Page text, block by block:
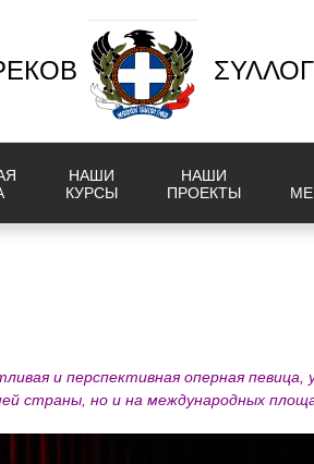
НАШИ
КУРСЫ
НАШИ
ПРОЕКТЫ
и перспективная оперная певица,
страны, но и на международных